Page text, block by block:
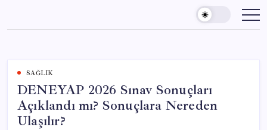
content
SAĞLIK
DENEYAP 2026 Sınav Sonuçları
Açıklandı mı? Sonuçlara Nereden
Ulaşılır?